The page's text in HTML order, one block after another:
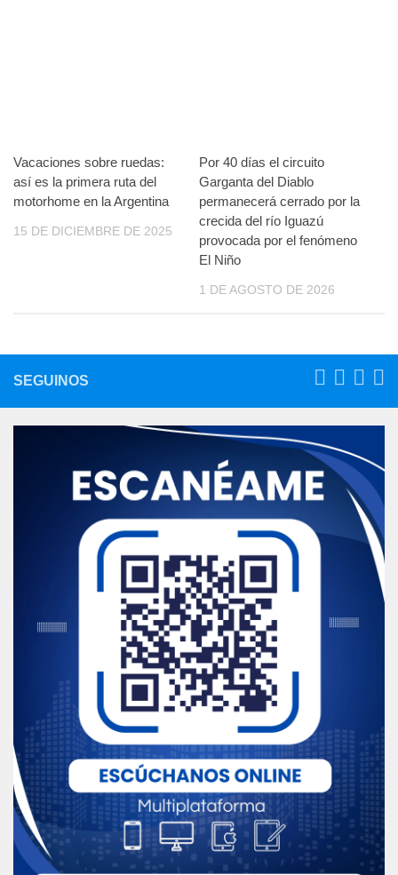
Vacaciones sobre ruedas:
así es la primera ruta del
motorhome en la Argentina
15 DE DICIEMBRE DE 2025
Por 40 días el circuito
Garganta del Diablo
permanecerá cerrado por la
crecida del río Iguazú
provocada por el fenómeno
El Niño
1 DE AGOSTO DE 2026
SEGUINOS